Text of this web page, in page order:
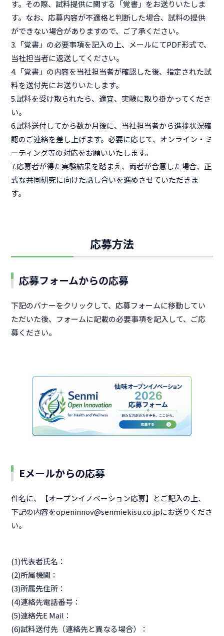
す。その際、試料提供に関する「覚書」をお送りいたしま
す。なお、応募内容が不適格と判断した場合、試料の提供
ができない場合がありますので、ご了承ください。
3.「覚書」の必要事項を記入の上、メールにてPDF形式で、
当社担当者に返送してください。
4.「覚書」の内容を当社担当者が確認した後、指定された試
料を送付先にお送りいたします。
5.試料を受け取られたら、適宜、実験に取り掛かってくださ
い。
6.試料送付してから数か月後に、当社担当者から進捗状況確
認のご連絡を差し上げます。必要に応じて、オンライン・ミ
ーティング等の対応をお願いいたします。
7.応募者が得た実験結果を踏まえ、両者が合意した場合、正
式な共同研究に向けた話し合いを進めさせていただきま
す。
応募方法
応募フォームからの応募
下記のバナーをクリックして、応募フォームに移動してい
ただいた後、フォームに記載の必要事項を記入して、ご応
募ください。
Eメールからの応募
件名に、【オープンイノベーション応募】とご記入の上、
下記の内容をopeninnov@senmiekisu.co.jpにお送りくださ
い。
(1)代表者氏名：
(2)所属機関：
(3)所属先住所：
(4)連絡先電話番号：
(5)連絡先E Mail：
(6)試料送付先（連絡先と異なる場合）：